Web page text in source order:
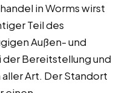
in Worms wirst
Teil des
Außen- und
Bereitstellung und
Art. Der Standort